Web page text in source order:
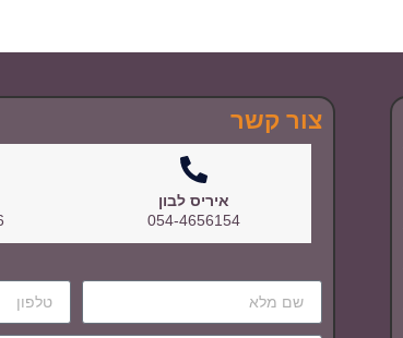
צור קשר
איריס לבון
054-4656154